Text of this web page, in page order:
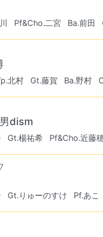
Pf&Cho.二宮 Ba.前田
北村 Gt.藤賀 Ba.野村
dism
Gt.楊祐希 Pf&Cho.近藤
Gt.りゅーのすけ Pf.あこ